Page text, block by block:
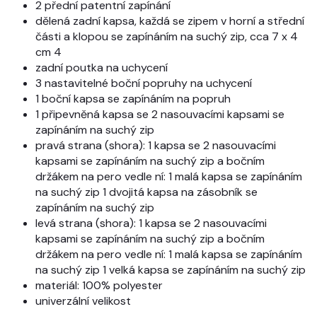
2 přední patentní zapínání
dělená zadní kapsa, každá se zipem v horní a střední
části a klopou se zapínáním na suchý zip, cca 7 x 4
cm 4
zadní poutka na uchycení
3 nastavitelné boční popruhy na uchycení
1 boční kapsa se zapínáním na popruh
1 připevněná kapsa se 2 nasouvacími kapsami se
zapínáním na suchý zip
pravá strana (shora): 1 kapsa se 2 nasouvacími
kapsami se zapínáním na suchý zip a bočním
držákem na pero vedle ní: 1 malá kapsa se zapínáním
na suchý zip 1 dvojitá kapsa na zásobník se
zapínáním na suchý zip
levá strana (shora): 1 kapsa se 2 nasouvacími
kapsami se zapínáním na suchý zip a bočním
držákem na pero vedle ní: 1 malá kapsa se zapínáním
na suchý zip 1 velká kapsa se zapínáním na suchý zip
materiál: 100% polyester
univerzální velikost